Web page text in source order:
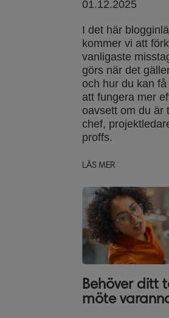
01.12.2025
I det här
kommer vi att
vanligaste
görs när det
och hur du kan
att fungera mer
oavsett om du är
chef,
proffs.
LÄS MER
Behöver ditt
möte